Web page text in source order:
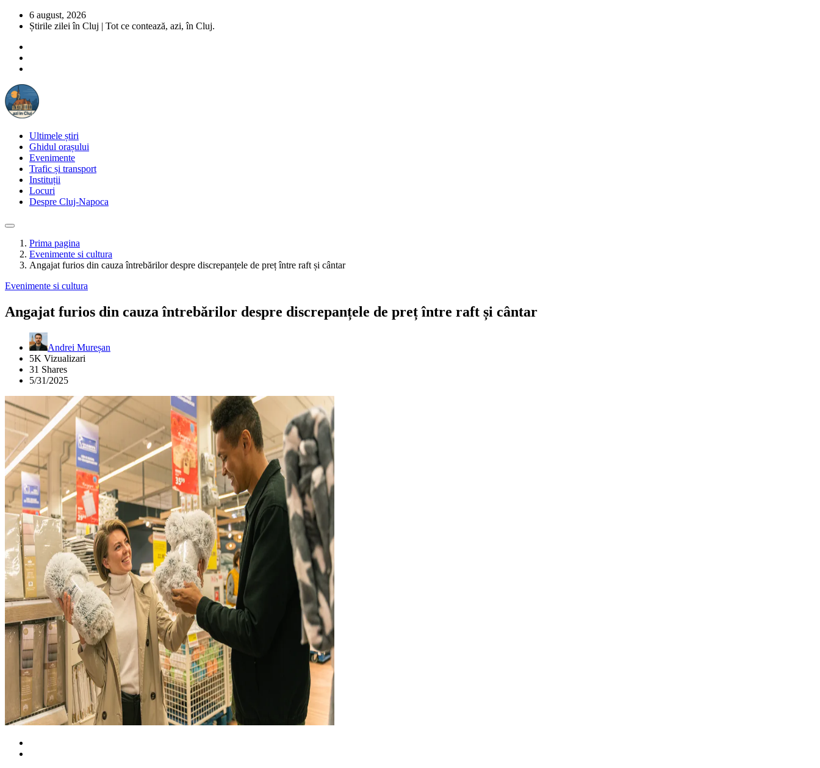
6 august, 2026
Știrile zilei în Cluj | Tot ce contează, azi, în Cluj.
Ultimele știri
Ghidul orașului
Evenimente
Trafic și transport
Instituții
Locuri
Despre Cluj-Napoca
Prima pagina
Evenimente si cultura
Angajat furios din cauza întrebărilor despre discrepanțele de preț între raft și cântar
Evenimente si cultura
Angajat furios din cauza întrebărilor despre discrepanțele de preț între raft și cântar
Andrei Mureșan
5K Vizualizari
31 Shares
5/31/2025